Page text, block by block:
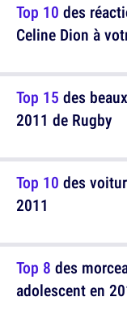
Top 15 des
2011 de Rugby
Top 8 des
adolescent en
Top 10 des
Celine Dion à
Top 10 des
2011